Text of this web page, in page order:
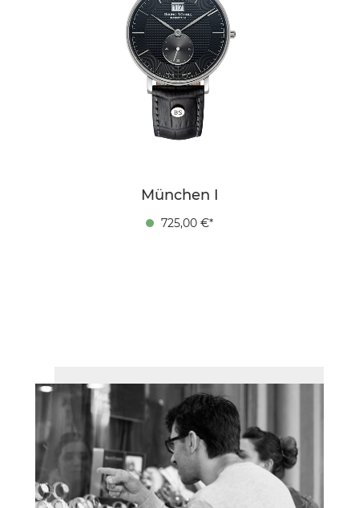
München I
725,00 €*